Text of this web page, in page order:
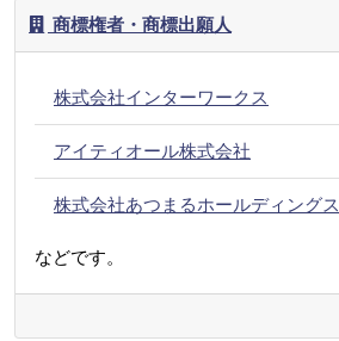
商標権者・商標出願人
株式会社インターワークス
アイティオール株式会社
株式会社あつまるホールディングス
などです。